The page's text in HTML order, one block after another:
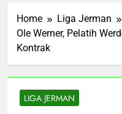
Home
Liga Jerman
Ole Werner, Pelatih
Kontrak
LIGA JERMAN